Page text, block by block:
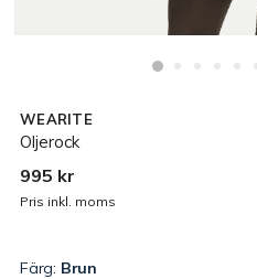
WEARITE
Oljerock
995 kr
Pris inkl. moms
Färg: Brun